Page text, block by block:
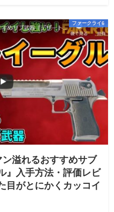
ファークライ6
ン溢れるおすすめサブ
』入手方法・評価レビ
目がとにかくカッコイ